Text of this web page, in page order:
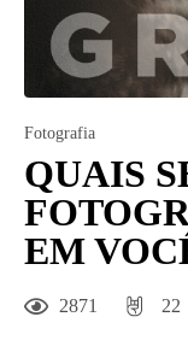
Fotografia
QUAIS
EM
2871 22